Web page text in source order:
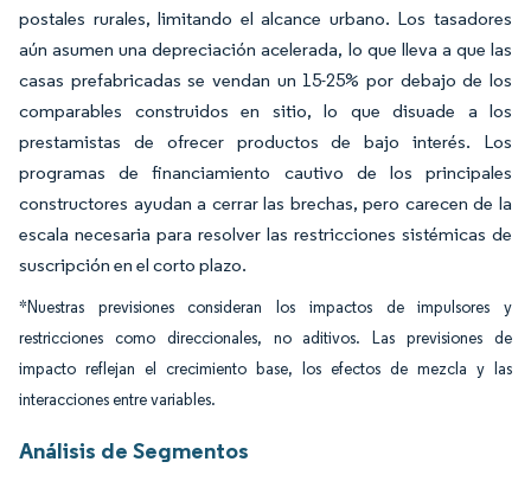
postales rurales, limitando el alcance urbano. Los tasadores
aún asumen una depreciación acelerada, lo que lleva a que las
casas prefabricadas se vendan un 15-25% por debajo de los
comparables construidos en sitio, lo que disuade a los
prestamistas de ofrecer productos de bajo interés. Los
programas de financiamiento cautivo de los principales
constructores ayudan a cerrar las brechas, pero carecen de la
escala necesaria para resolver las restricciones sistémicas de
suscripción en el corto plazo.
*Nuestras previsiones consideran los impactos de impulsores y
restricciones como direccionales, no aditivos. Las previsiones de
impacto reflejan el crecimiento base, los efectos de mezcla y las
interacciones entre variables.
Análisis de Segmentos